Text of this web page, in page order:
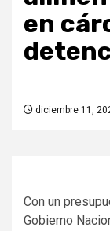
en
diciembre 11,
Con un
Gobierno